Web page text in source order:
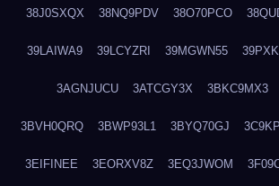
38J0SXQX 38NQ9PDV 38O70PCO
39LAIWA9 39LCYZRI 39MGWN55
3AGNJUCU 3ATCGY3X 3BKC9MX3
3BVH0QRQ 3BWP93L1 3BYQ70GJ
3EIFINEE 3EORXV8Z 3EQ3JWOM